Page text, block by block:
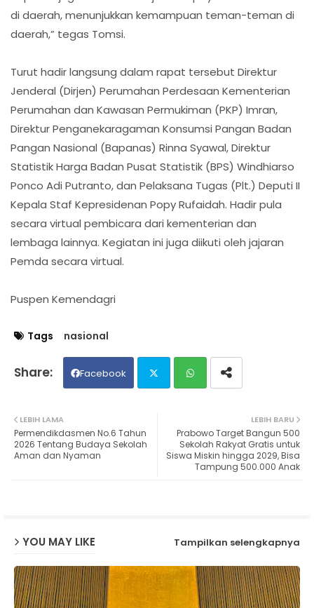
di daerah, menunjukkan kemampuan teman-teman di
daerah,” tegas Tomsi.
Turut hadir langsung dalam rapat tersebut Direktur
Jenderal (Dirjen) Perumahan Perdesaan Kementerian
Perumahan dan Kawasan Permukiman (PKP) Imran,
Direktur Penganekaragaman Konsumsi Pangan Badan
Pangan Nasional (Bapanas) Rinna Syawal, Direktur
Statistik Harga Badan Pusat Statistik (BPS) Windhiarso
Ponco Adi Putranto, dan Pelaksana Tugas (Plt.) Deputi II
Kepala Staf Kepresidenan Popy Rufaidah. Hadir pula
secara virtual pembicara dari kementerian dan
lembaga lainnya. Kegiatan ini juga diikuti oleh jajaran
Pemda secara virtual.
Puspen Kemendagri
Tags nasional
Facebook
ats
ap
LEBIH BARU
Prabowo Target Bangun 500
Sekolah Rakyat Gratis untuk
Siswa Miskin hingga 2029, Bisa
Tampung 500.000 Anak
LEBIH LAMA
Permendikdasmen No.6 Tahun
2026 Tentang Budaya Sekolah
Aman dan Nyaman
YOU MAY LIKE Tampilkan selengkapnya